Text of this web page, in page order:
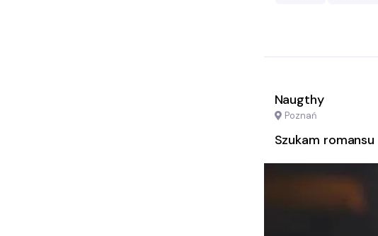
Naugthy
Poznań
Szukam romansu